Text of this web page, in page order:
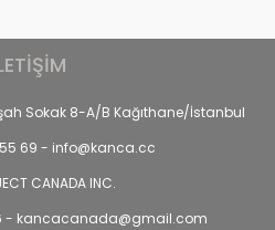
Sokak 8-A/B Kağıthane/İstanbul
69 - info@kanca.cc
CANADA INC.
- kancacanada@gmail.com